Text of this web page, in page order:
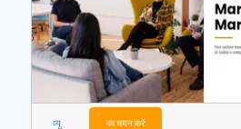
व्यू का चयन करें